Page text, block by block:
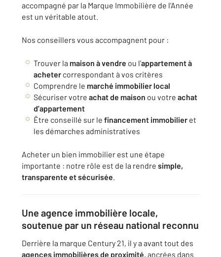
accompagné par la Marque Immobilière de l’Année
est un véritable atout.
Nos conseillers vous accompagnent pour :
Trouver la maison à vendre ou l’appartement à
acheter correspondant à vos critères
Comprendre le marché immobilier local
Sécuriser votre achat de maison ou votre achat
d’appartement
Être conseillé sur le financement immobilier et
les démarches administratives
Acheter un bien immobilier est une étape
importante : notre rôle est de la rendre simple,
transparente et sécurisée.
Une agence immobilière locale,
soutenue par un réseau national reconnu
Derrière la marque Century 21, il y a avant tout des
agences immobilières de proximité, ancrées dans